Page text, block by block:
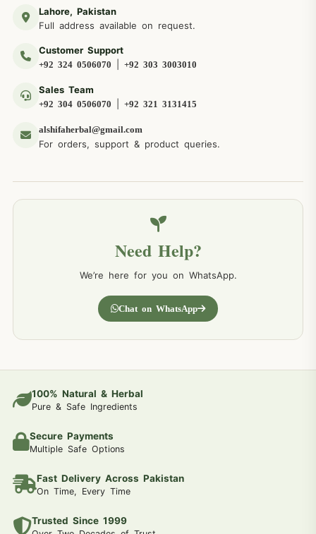
Lahore, Pakistan
Full address available on request.
Customer Support
+92 324 0506070 +92 303 3003010
Sales Team
+92 304 0506070 +92 321 3131415
alshifaherbal@gmail.com
For orders, support & product queries.
Need Help?
We’re here for you on WhatsApp.
Chat on WhatsApp
100% Natural & Herbal
Pure & Safe Ingredients
Secure Payments
Multiple Safe Options
Fast Delivery Across Pakistan
On Time, Every Time
Trusted Since 1999